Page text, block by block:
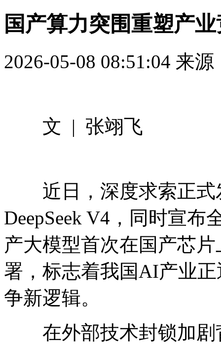
国产算力突围重塑产
2026-05-08 08:51:04 来
文 | 张翊飞
近日，深度求索正式
DeepSeek V4，同时宣
产大模型首次在国产芯
署，标志着我国AI产业
争新逻辑。
在外部技术封锁加剧